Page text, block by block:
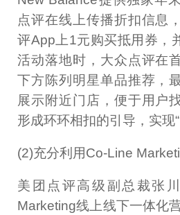
点评在线上传播折扣信息
评App上1元购买抵用券，
活动落地时，大众点评在
下方陈列明星单品推荐，
展示附近门店，便于用户
形成环环相扣的引导，实现“
(2)充分利用Co-Line
美团点评高级副总裁张
Marketing线上线下一体化